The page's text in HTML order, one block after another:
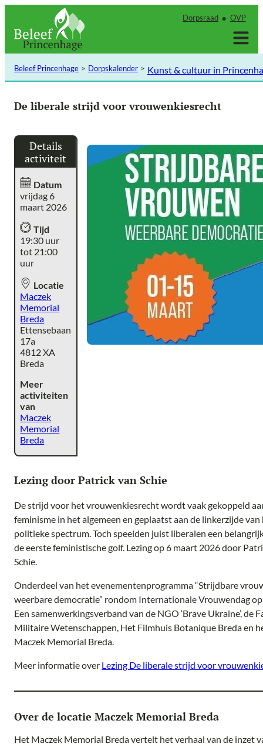
inhoud
Dorpsraad OVP
Beleef Princenhage Dorpskalender Kunst & cultuur in
De liberale strijd voor vrouwenkiesrecht
Details
activiteit
Datum
vrijdag 6
maart 2026
Tijd
19:30 uur
tot 21:00
uur
Locatie
Maczek
Memorial
Breda
Ettensebaan
17a
4812 XA
Breda
Meer
activiteiten
van
Maczek
Memorial
Breda
Lezing door Patrick van Schie
De strijd voor het vrouwenkiesrecht wordt vaak gekoppeld
feminisme in het algemeen en geplaatst aan de linkerzijde van
politieke spectrum. Toch speelden juist liberalen een
de eerste feministische golf. Lezing op 6 maart 2026 door
Schie.
Onderdeel van het evenementenprogramma “Strijdbare
weerbare democratie” rondom Internationale Vrouwendag
Een samenwerkingsverband van de NGO ‘Brave Ukraine’, de
Militaire Wetenschappen, Het Filmhuis Botanique Breda en
Maczek Memorial Breda.
Meer informatie over Lezing De liberale strijd voor
Over de locatie Maczek Memorial Breda
Het Maczek Memorial Breda vertelt het verhaal van de inzet